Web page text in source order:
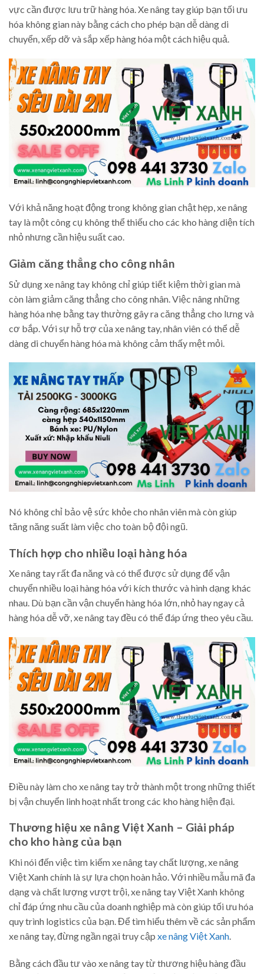
vực cần được lưu trữ hàng hóa. Xe nâng tay giúp bạn tối ưu
hóa không gian này bằng cách cho phép bạn dễ dàng di
chuyển, xếp dỡ và sắp xếp hàng hóa một cách hiệu quả.
Với khả năng hoạt động trong không gian chật hẹp, xe nâng
tay là một công cụ không thể thiếu cho các kho hàng diện tích
nhỏ nhưng cần hiệu suất cao.
Giảm căng thẳng cho công nhân
Sử dụng xe nâng tay không chỉ giúp tiết kiệm thời gian mà
còn làm giảm căng thẳng cho công nhân. Việc nâng những
hàng hóa nhẹ bằng tay thường gây ra căng thẳng cho lưng và
cơ bắp. Với sự hỗ trợ của xe nâng tay, nhân viên có thể dễ
dàng di chuyển hàng hóa mà không cảm thấy mệt mỏi.
Nó không chỉ bảo vệ sức khỏe cho nhân viên mà còn giúp
tăng năng suất làm việc cho toàn bộ đội ngũ.
Thích hợp cho nhiều loại hàng hóa
Xe nâng tay rất đa năng và có thể được sử dụng để vận
chuyển nhiều loại hàng hóa với kích thước và hình dạng khác
nhau. Dù bạn cần vận chuyển hàng hóa lớn, nhỏ hay ngay cả
hàng hóa dễ vỡ, xe nâng tay đều có thể đáp ứng theo yêu cầu.
Điều này làm cho xe nâng tay trở thành một trong những thiết
bị vận chuyển linh hoạt nhất trong các kho hàng hiện đại.
Thương hiệu xe nâng Việt Xanh – Giải pháp
cho kho hàng của bạn
Khi nói đến việc tìm kiếm xe nâng tay chất lượng, xe nâng
Việt Xanh chính là sự lựa chọn hoàn hảo. Với nhiều mẫu mã đa
dạng và chất lượng vượt trội, xe nâng tay Việt Xanh không
chỉ đáp ứng nhu cầu của doanh nghiệp mà còn giúp tối ưu hóa
quy trình logistics của bạn. Để tìm hiểu thêm về các sản phẩm
xe nâng tay, đừng ngần ngại truy cập xe nâng Việt Xanh.
Bằng cách đầu tư vào xe nâng tay từ thương hiệu hàng đầu